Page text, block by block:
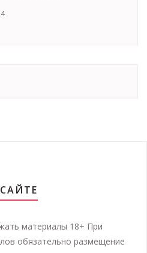
материалы 18+ При
обязательно размещение